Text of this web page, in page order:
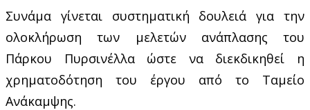
Συνάμα γίνεται συστηματική δουλειά για την
ολοκλήρωση των μελετών ανάπλασης του
Πάρκου Πυρσινέλλα ώστε να διεκδικηθεί η
χρηματοδότηση του έργου από το Ταμείο
Ανάκαμψης.